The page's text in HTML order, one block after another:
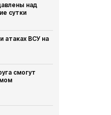
над
сутки
атаках ВСУ на
смогут